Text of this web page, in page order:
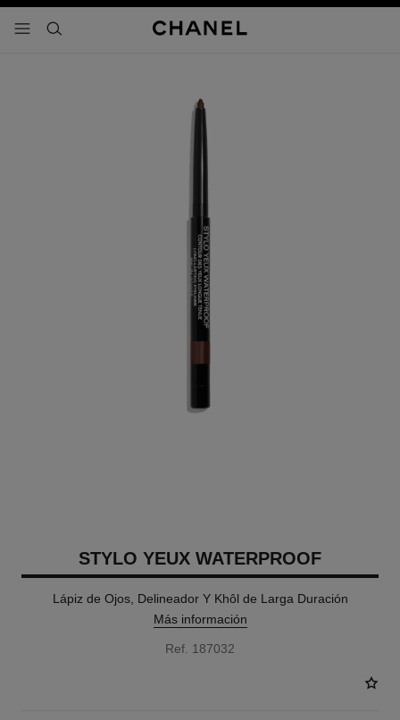
- navegación principal
buscar
STYLO YEUX WATERPROOF
Lápiz de Ojos, Delineador Y Khôl de Larga Duración
Más información
Ref. 187032